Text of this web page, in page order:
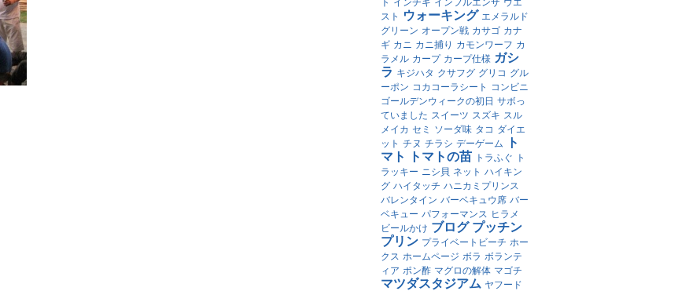
ト インチキ インフルエンザ ウエ
スト
ウォーキング エメラルド
グリーン オープン戦 カサゴ カナ
ギ カニ カニ捕り カモンワーフ カ
ラメル カープ カープ仕様 ガシ
ラ キジハタ クサフグ グリコ グル
ーポン コカコーラシート コンビニ
ゴールデンウィークの初日 サボっ
ていました スイーツ スズキ スル
メイカ セミ ソーダ味 タコ ダイエ
ット チヌ チラシ デーゲーム
ト
マト
トマトの苗 トラふぐ
ト
ラッキー ニシ貝 ネット ハイキン
グ ハイタッチ ハニカミプリンス
バレンタイン バーベキュウ席 バー
ベキュー パフォーマンス ヒラメ
ビールかけ ブログ プッチン
プリン プライベートビーチ ホー
クス ホームページ ボラ ボランテ
ィア ポン酢 マグロの解体 マゴチ
マツダスタジアム ヤフード